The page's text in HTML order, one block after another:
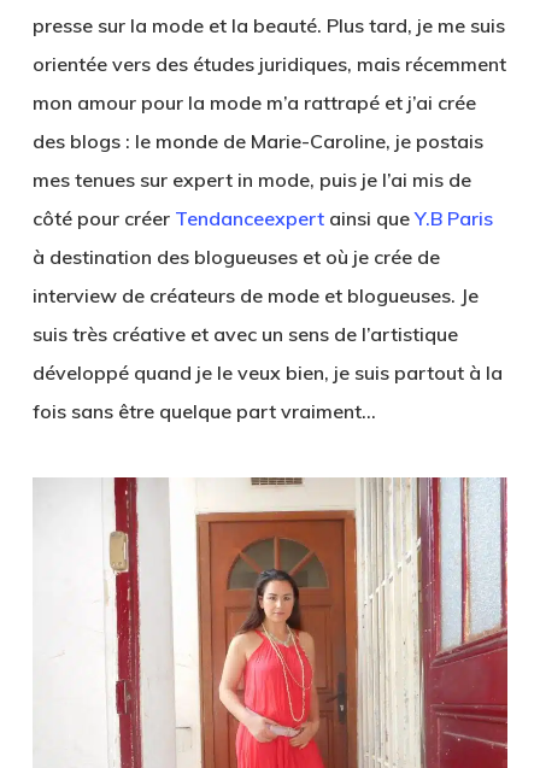
presse sur la mode et la beauté. Plus tard, je me suis
orientée vers des études juridiques, mais récemment
mon amour pour la mode m’a rattrapé et j’ai crée
des blogs : le monde de Marie-Caroline, je postais
mes tenues sur expert in mode, puis je l’ai mis de
côté pour créer Tendanceexpertainsi queY.B Paris
à destination des blogueuses et où je crée de
interview de créateurs de mode et blogueuses. Je
suis très créative et avec un sens de l’artistique
développé quand je le veux bien, je suis partout à la
fois sans être quelque part vraiment…